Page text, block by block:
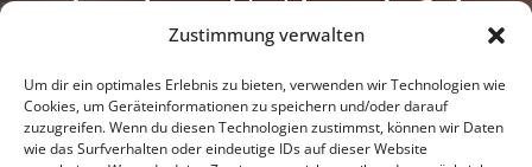
Zustimmung verwalten
Um dir ein optimales Erlebnis zu bieten, verwenden wir Technologien wie
Cookies, um Geräteinformationen zu speichern und/oder darauf
zuzugreifen. Wenn du diesen Technologien zustimmst, können wir Daten
wie das Surfverhalten oder eindeutige IDs auf dieser Website
Newsletter Podcast Facebook